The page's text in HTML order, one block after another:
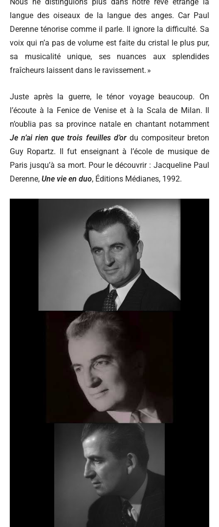
langue des oiseaux de la langue des anges. Car Paul
Derenne ténorise comme il parle. Il ignore la difficulté. Sa
voix qui n’a pas de volume est faite du cristal le plus pur,
sa musicalité unique, ses nuances aux splendides
fraîcheurs laissent dans le ravissement. »
Juste après la guerre, le ténor voyage beaucoup. On
l’écoute à la Fenice de Venise et à la Scala de Milan. Il
n’oublia pas sa province natale en chantant notamment
Je n’ai rien que trois feuilles d’ordu compositeur breton
Guy Ropartz. Il fut enseignant à l’école de musique de
Paris jusqu’à sa mort. Pour le découvrir : Jacqueline Paul
Derenne, Une vie en duo, Éditions Médianes, 1992.